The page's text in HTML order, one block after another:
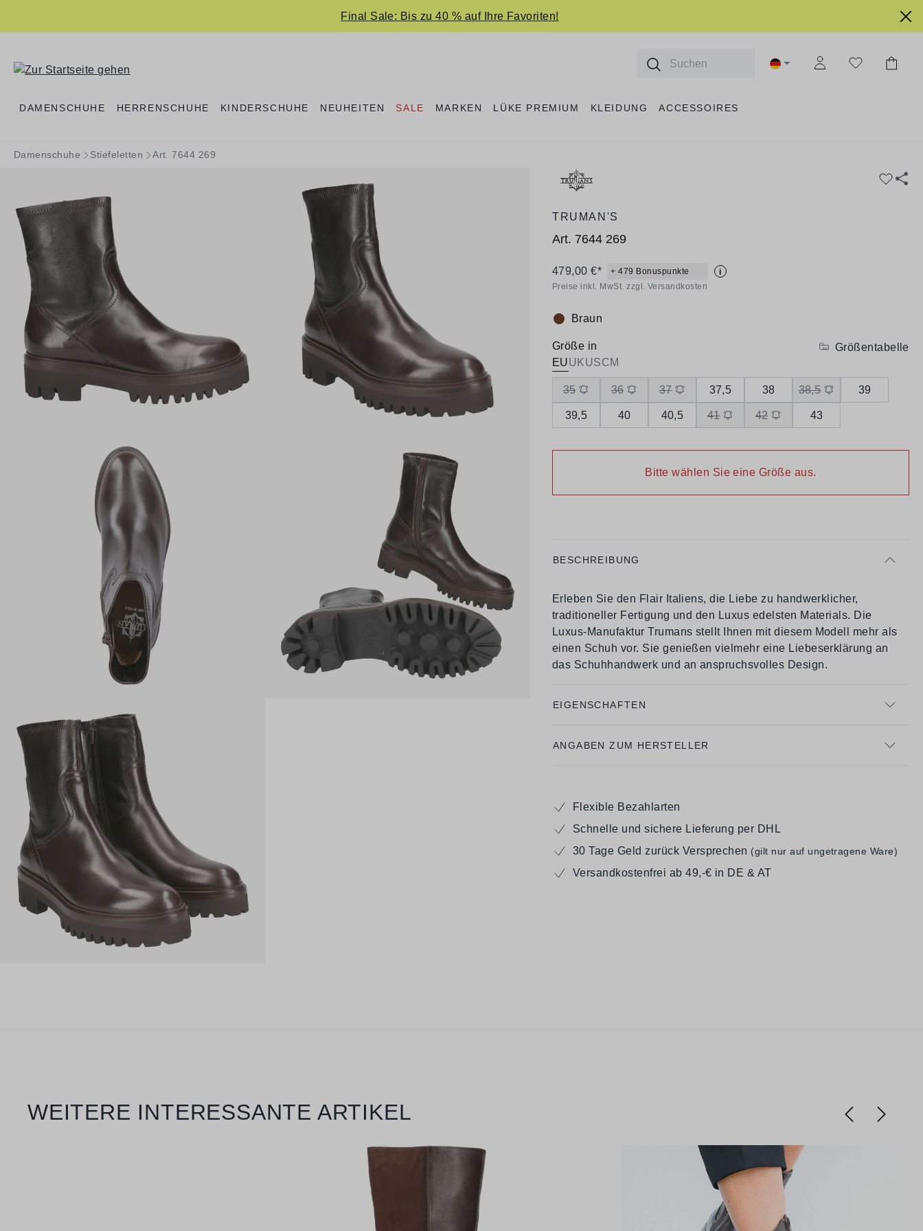
Final Sale: Bis zu 40 % auf Ihre Favoriten!
DAMENSCHUHE HERRENSCHUHE KINDERSCHUHE NEUHEITEN SALE MARKEN LÜKE PREMIUM KLEIDUNG ACCESSOIRES
Damenschuhe Stiefeletten Art. 7644 269
TRUMAN'S
Art. 7644 269
479,00 €* + 479 Bonuspunkte
i
Preise inkl. MwSt. zzgl. Versandkosten
Farbe:
Braun
Größe in
EUUKUSCM
Größentabelle
35 36 37 37,5 38 38,5 39
39,5 40 40,5 41 42 43
Bitte wählen Sie eine Größe aus.
BESCHREIBUNG
Erleben Sie den Flair Italiens, die Liebe zu handwerklicher,
traditioneller Fertigung und den Luxus edelsten Materials. Die
Luxus-Manufaktur Trumans stellt Ihnen mit diesem Modell mehr als
einen Schuh vor. Sie genießen vielmehr eine Liebeserklärung an
das Schuhhandwerk und an anspruchsvolles Design.
EIGENSCHAFTEN
ANGABEN ZUM HERSTELLER
Flexible Bezahlarten
Schnelle und sichere Lieferung per DHL
30 Tage Geld zurück Versprechen (gilt nur auf ungetragene Ware)
Versandkostenfrei ab 49,-€ in DE & AT
Produktgalerie überspringen
WEITERE INTERESSANTE ARTIKEL